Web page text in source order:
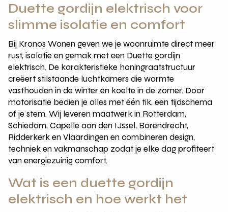
Duette gordijn elektrisch voor
slimme isolatie en comfort
Bij Kronos Wonen geven we je woonruimte direct meer
rust, isolatie en gemak met een Duette gordijn
elektrisch. De karakteristieke honingraatstructuur
creëert stilstaande luchtkamers die warmte
vasthouden in de winter en koelte in de zomer. Door
motorisatie bedien je alles met één tik, een tijdschema
of je stem. Wij leveren maatwerk in Rotterdam,
Schiedam, Capelle aan den IJssel, Barendrecht,
Ridderkerk en Vlaardingen en combineren design,
techniek en vakmanschap zodat je elke dag profiteert
van energiezuinig comfort.
Wat is een duette gordijn
elektrisch en hoe werkt het